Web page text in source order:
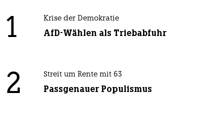
1 Krise der Demokratie
AfD-Wählen als Triebabfuhr
2 Streit um Rente mit 63
Passgenauer Populismus